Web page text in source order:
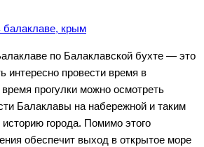
по Балаклавской бухте — это
интересно провести время в
прогулки можно осмотреть
Балаклавы на набережной и таким
историю города. Помимо этого
обеспечит выход в открытое море